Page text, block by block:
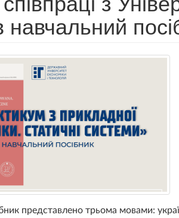
навчальний
представлено трьома мовами: